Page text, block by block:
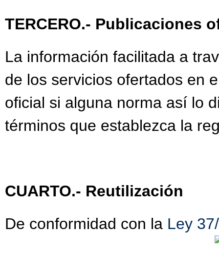
TERCERO.- Publicaciones
La información facilitada a
de los servicios ofertados en
oficial si alguna norma así lo
términos que establezca la
CUARTO.- Reutilización
De conformidad con la Ley